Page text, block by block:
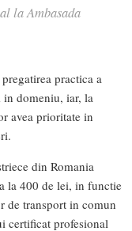
la Ambasada
practica a
domeniu, iar, la
avea prioritate in
din Romania
la 400 de lei, in functie
de transport in comun
certificat profesional